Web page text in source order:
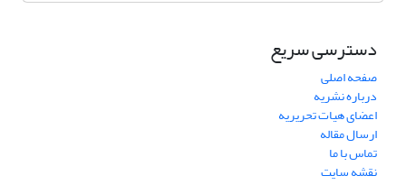
دسترسی سریع
صفحه اصلی
درباره نشریه
اعضای هیات تحریریه
ارسال مقاله
تماس با ما
نقشه سایت